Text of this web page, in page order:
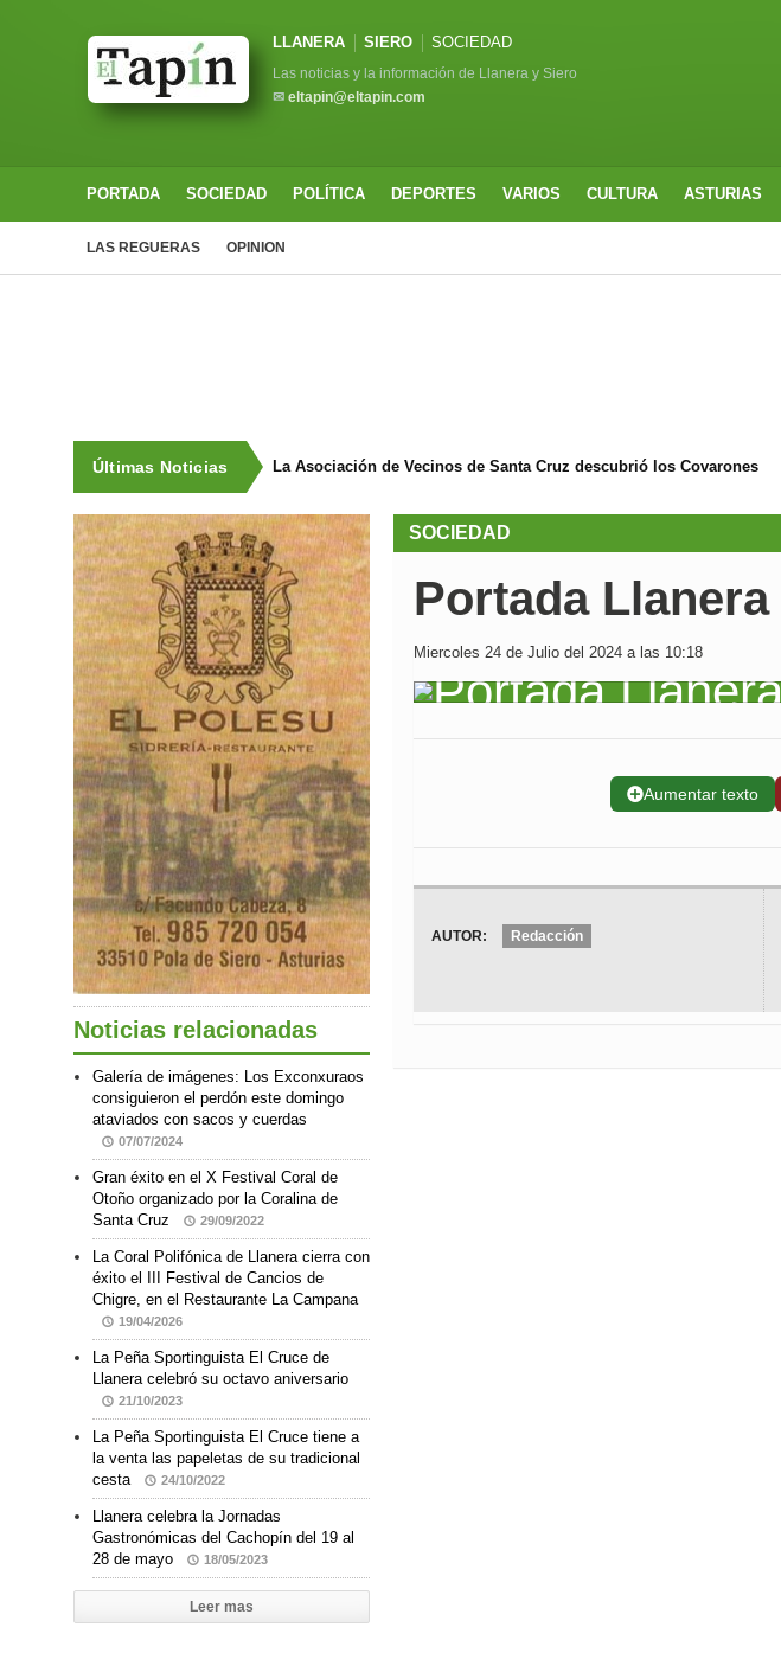
LLANERA SIERO SOCIEDAD
Las noticias y la información de Llanera y Siero
✉ eltapin@eltapin.com
PORTADA SOCIEDAD POLÍTICA DEPORTES VARIOS CULTURA ASTURIAS
LAS REGUERAS OPINION
Últimas Noticias La Asociación de Vecinos de Santa Cruz descubrió los Covarones
SOCIEDAD
Portada Llanera
Miercoles 24 de Julio del 2024 a las 10:18
➕Aumentar texto
AUTOR: Redacción
Noticias relacionadas
Galería de imágenes: Los Exconxuraos
consiguieron el perdón este domingo
ataviados con sacos y cuerdas
07/07/2024
Gran éxito en el X Festival Coral de
Otoño organizado por la Coralina de
Santa Cruz
29/09/2022
La Coral Polifónica de Llanera cierra con
éxito el III Festival de Cancios de
Chigre, en el Restaurante La Campana
19/04/2026
La Peña Sportinguista El Cruce de
Llanera celebró su octavo aniversario
21/10/2023
La Peña Sportinguista El Cruce tiene a
la venta las papeletas de su tradicional
cesta
24/10/2022
Llanera celebra la Jornadas
Gastronómicas del Cachopín del 19 al
28 de mayo
18/05/2023
Leer mas